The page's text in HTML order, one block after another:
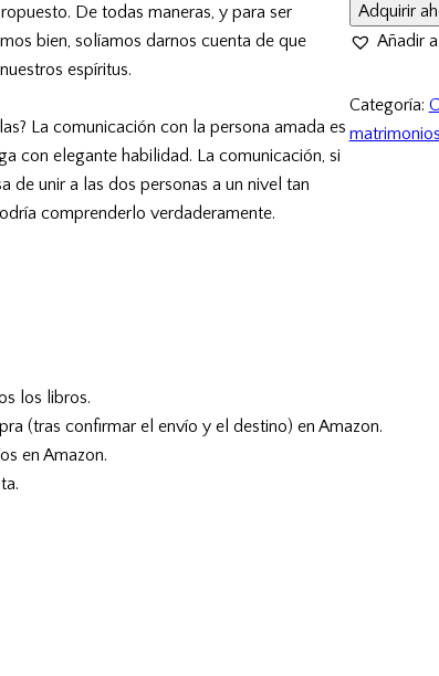
Adquirir
Añadir
Categoría:
matrimonios
De todas maneras, y para ser
bien, solíamos darnos cuenta de que
espíritus.
La comunicación con la persona amada es
con elegante habilidad. La comunicación, si
de unir a las dos personas a un nivel tan
comprenderlo verdaderamente.
los libros.
(tras confirmar el envío y el destino) en Amazon.
en Amazon.